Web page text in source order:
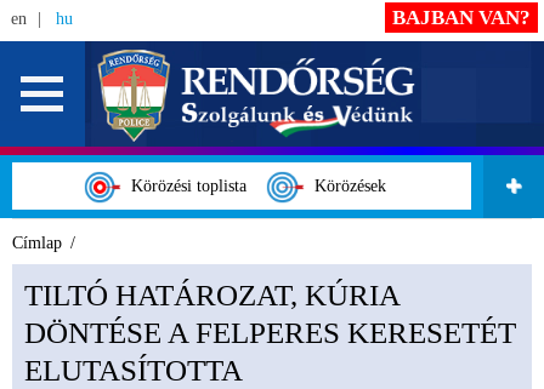
en hu
Körözési toplista Körözések
BAJBAN VAN?
Címlap
TILTÓ HATÁROZAT, KÚRIA
DÖNTÉSE A FELPERES KERESETÉT
ELUTASÍTOTTA